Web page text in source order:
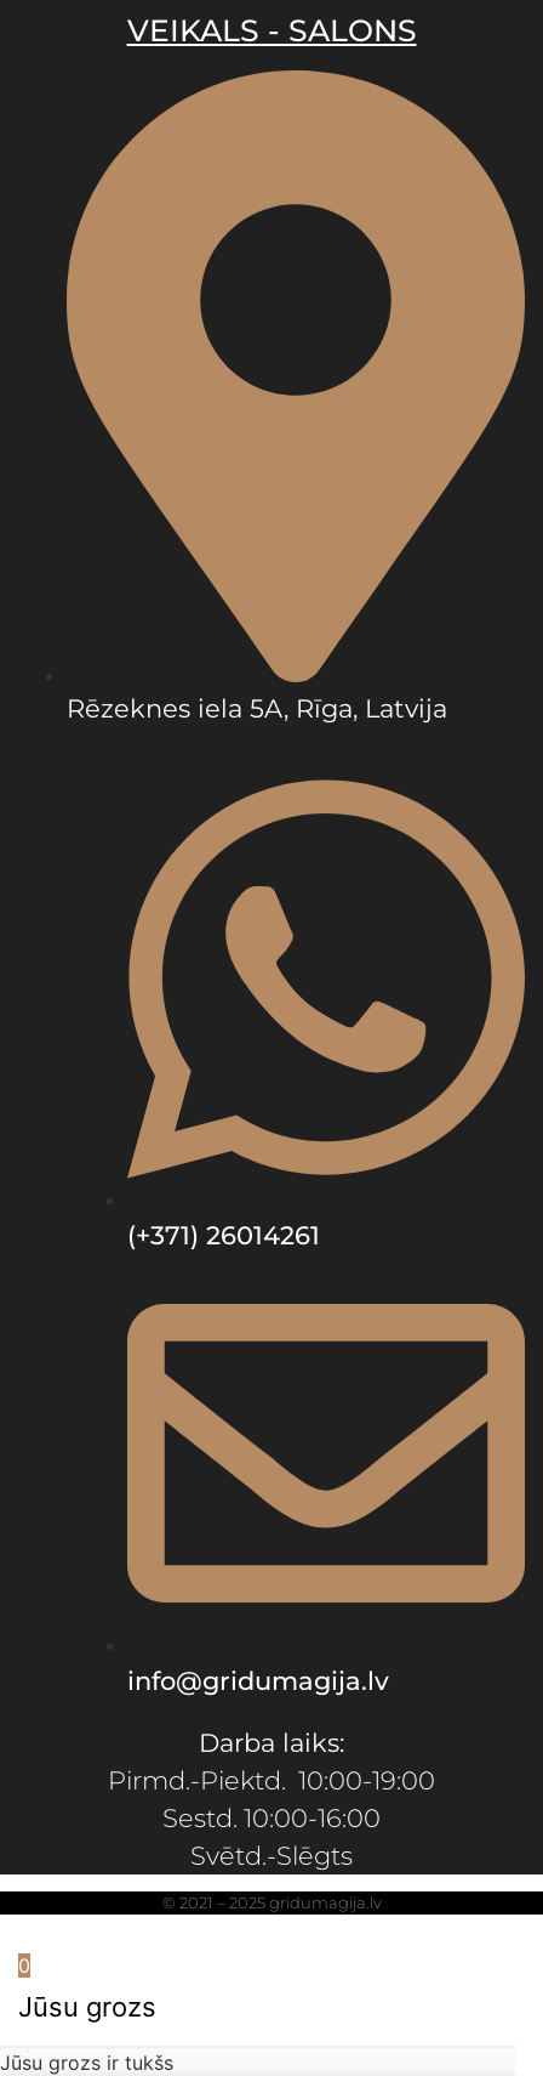
VEIKALS - SALONS
Rēzeknes iela 5A, Rīga, Latvija
(+371) 26014261
info@gridumagija.lv
Darba laiks:
Pirmd.-Piektd. 10:00-19:00
Sestd. 10:00-16:00
Svētd.-Slēgts
© 2021 – 2025 gridumagija.lv
0
Jūsu grozs
Jūsu grozs ir tukšs